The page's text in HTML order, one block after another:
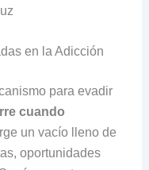
en la Adicción
para evadir
cuando
un vacío lleno de
oportunidades